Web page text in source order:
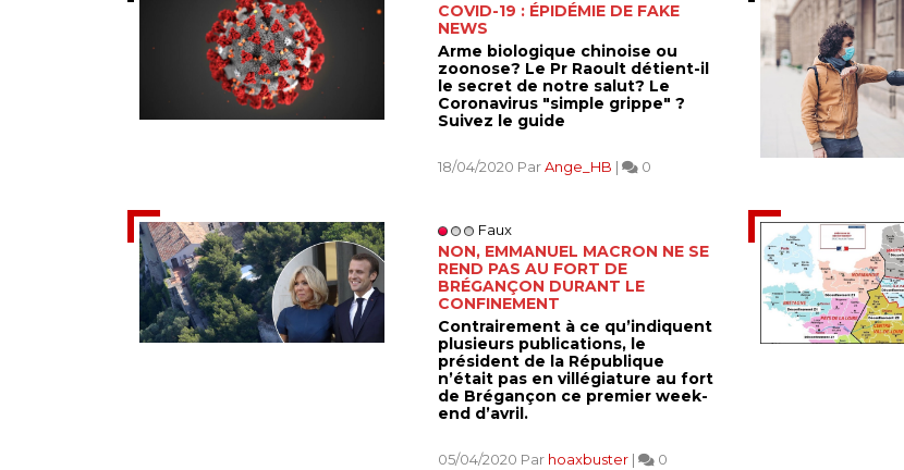
COVID-19 : ÉPIDÉMIE DE FAKE
NEWS
Arme biologique chinoise ou
zoonose? Le Pr Raoult détient-il
le secret de notre salut? Le
Coronavirus "simple grippe" ?
Suivez le guide
18/04/2020 ParAnge_HB | 0
Faux
NON, EMMANUEL MACRON NE SE
REND PAS AU FORT DE
BRÉGANÇON DURANT LE
CONFINEMENT
Contrairement à ce qu’indiquent
plusieurs publications, le
président de la République
n’était pas en villégiature au fort
de Brégançon ce premier week-
end d’avril.
05/04/2020 Par hoaxbuster |
0